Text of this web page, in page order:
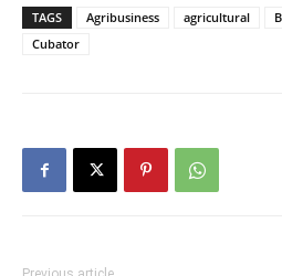
TAGS Agribusiness agricultural
Cubator